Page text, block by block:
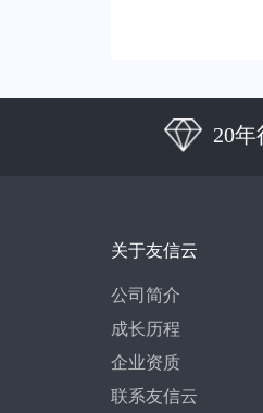
20
关于友信云
公司简介
成长历程
企业资质
联系友信云